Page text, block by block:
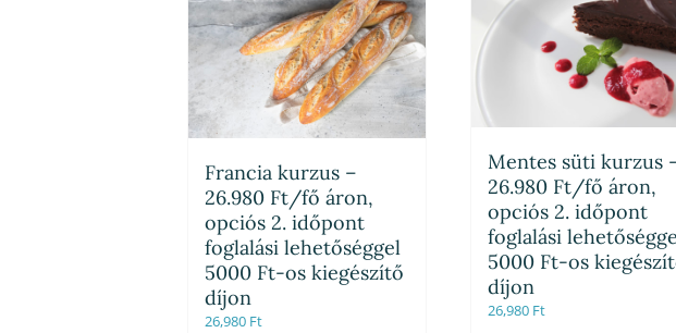
Francia kurzus –
26.980 Ft/fő áron,
opciós 2. időpont
foglalási lehetőséggel
5000 Ft-os kiegészítő
díjon
26,980 Ft
Mentes süti kurzus
26.980 Ft/fő áron,
opciós 2. időpont
foglalási
5000 Ft-os
díjon
26,980 Ft